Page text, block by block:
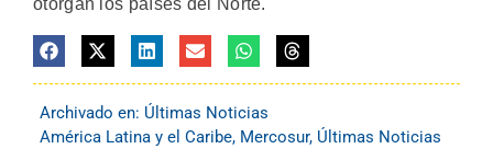
otorgan los países del Norte.
Archivado en: Últimas Noticias
América Latina y el Caribe, Mercosur, Últimas Noticias